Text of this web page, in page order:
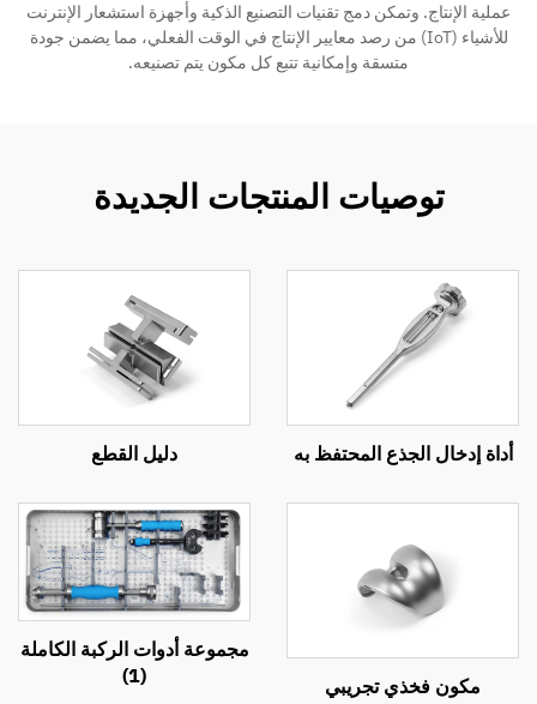
عملية الإنتاج. وتمكن دمج تقنيات التصنيع الذكية وأجهزة استشعار الإنترنت
للأشياء (IoT) من رصد معايير الإنتاج في الوقت الفعلي، مما يضمن جودة
متسقة وإمكانية تتبع كل مكون يتم تصنيعه.
توصيات المنتجات الجديدة
أداة إدخال الجذع المحتفظ به دليل القطع
مكون فخذي تجريبي
مجموعة أدوات الركبة الكاملة
(1)